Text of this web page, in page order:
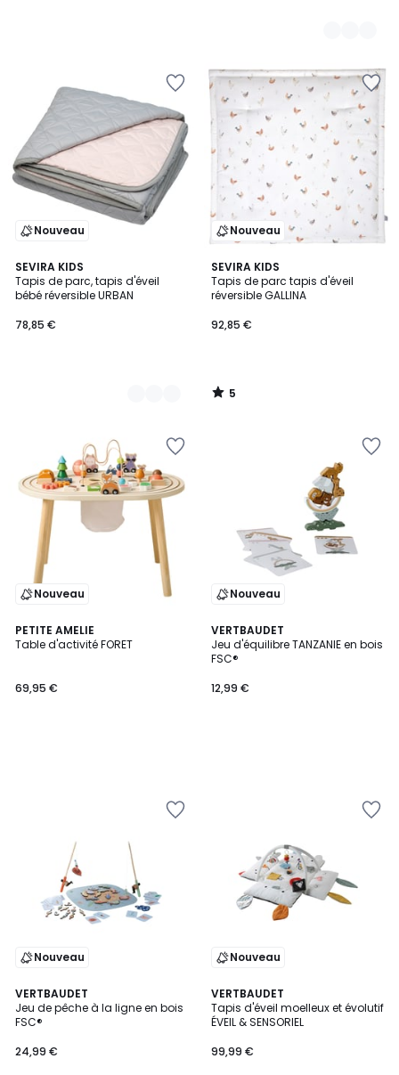
Nouveau
SEVIRA KIDS
Tapis de parc, tapis d'éveil
bébé réversible URBAN
78,85 €
2
Couleurs
Nouveau
SEVIRA KIDS
Tapis de parc tapis d'éveil
réversible GALLINA
92,85 €
5
/
5
5
/
Nouveau
PETITE AMELIE
Table d'activité FORET
69,95 €
Nouveau
VERTBAUDET
Jeu d'équilibre TANZANIE en bois
FSC®
12,99 €
Nouveau
VERTBAUDET
Jeu de pêche à la ligne en bois
FSC®
24,99 €
Nouveau
VERTBAUDET
Tapis d'éveil moelleux et évolutif
ÉVEIL & SENSORIEL
99,99 €